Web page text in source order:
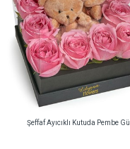
Şeffaf Ayıcıklı Kutuda Pembe Gül